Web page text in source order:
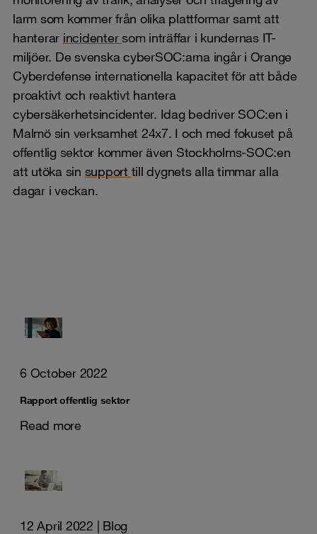
larm som kommer från olika plattformar samt att
hanterar incidentersom inträffar i kundernas IT-
miljöer. De svenska cyberSOC:arna ingår i Orange
Cyberdefense internationella kapacitet för att både
proaktivt och reaktivt hantera
cybersäkerhetsincidenter. Idag bedriver SOC:en i
Malmö sin verksamhet 24x7. I och med fokuset på
offentlig sektor kommer även Stockholms-SOC:en
att utöka sin support till dygnets alla timmar alla
dagar i veckan.
6 October 2022
Rapport offentlig sektor
Read more
12 April 2022 | Blog